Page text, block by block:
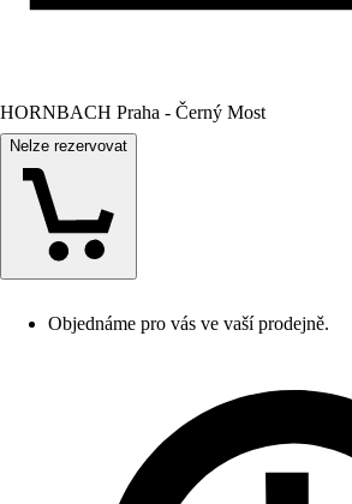
HORNBACH Praha - Černý Most
Nelze rezervovat
Objednáme pro vás ve vaší prodejně.